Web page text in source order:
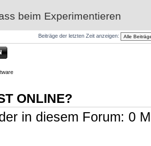
beim Experimentieren
Beiträge der letzten Zeit anzeigen:
ONLINE?
in diesem Forum: 0